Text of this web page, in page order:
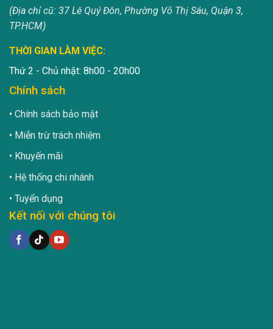
(Địa chỉ cũ: 37 Lê Quý Đôn, Phường Võ Thị Sáu, Quận 3,
TP.HCM)
THỜI GIAN LÀM VIỆC:
Thứ 2 - Chủ nhật: 8h00 - 20h00
Chính sách
Chính sách bảo mật
Miễn trừ trách nhiệm
Khuyến mãi
Hệ thống chi nhánh
Tuyển dụng
Kết nối với chúng tôi